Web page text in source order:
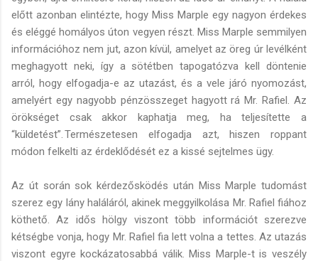
előtt azonban elintézte, hogy Miss Marple egy nagyon érdekes
és eléggé homályos úton vegyen részt. Miss Marple semmilyen
információhoz nem jut, azon kívül, amelyet az öreg úr levélként
meghagyott neki, így a sötétben tapogatózva kell döntenie
arról, hogy elfogadja-e az utazást, és a vele járó nyomozást,
amelyért egy nagyobb pénzösszeget hagyott rá Mr. Rafiel. Az
örökséget csak akkor kaphatja meg, ha teljesítette a
“küldetést”. Természetesen elfogadja azt, hiszen roppant
módon felkelti az érdeklődését ez a kissé sejtelmes ügy.
Az út során sok kérdezősködés után Miss Marple tudomást
szerez egy lány haláláról, akinek meggyilkolása Mr. Rafiel fiához
köthető. Az idős hölgy viszont több információt szerezve
kétségbe vonja, hogy Mr. Rafiel fia lett volna a tettes. Az utazás
viszont egyre kockázatosabbá válik. Miss Marple-t is veszély